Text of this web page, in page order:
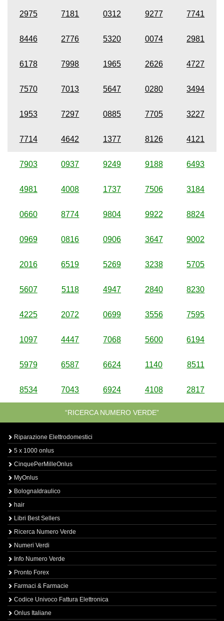
2975 7181 0312 9277 7741
8446 2776 5320 0074 2981
6178 7998 1965 2626 4727
7570 7013 5647 0280 3494
1953 7297 0885 7705 3227
7714 4642 1377 8126 4121
7903 0937 9249 9188 6493
4981 4008 1737 7506 3184
0660 8774 9804 9922 8824
0969 0816 0906 3647 9002
2016 6519 5269 3238 5705
5607 5118 4947 2840 8230
4225 2072 0699 3556 7595
1097 4447 7068 5600 6194
5979 6587 6624 1140 8511
8534 7043 6924 4108 2817
“RICERCA NUMERO VERDE”
Riparazione Elettrodomestici
5 x 1000 onlus
CinquePerMilleOnlus
MyOnlus
BolognaIdraulico
hair
Libri Best Sellers
Ricerca Numero Verde
Numeri Verdi
Info Numero Verde
Pronto Forex
Farmaci & Farmacie
Codice Univoco Fattura Elettronica
Onlus Italiane